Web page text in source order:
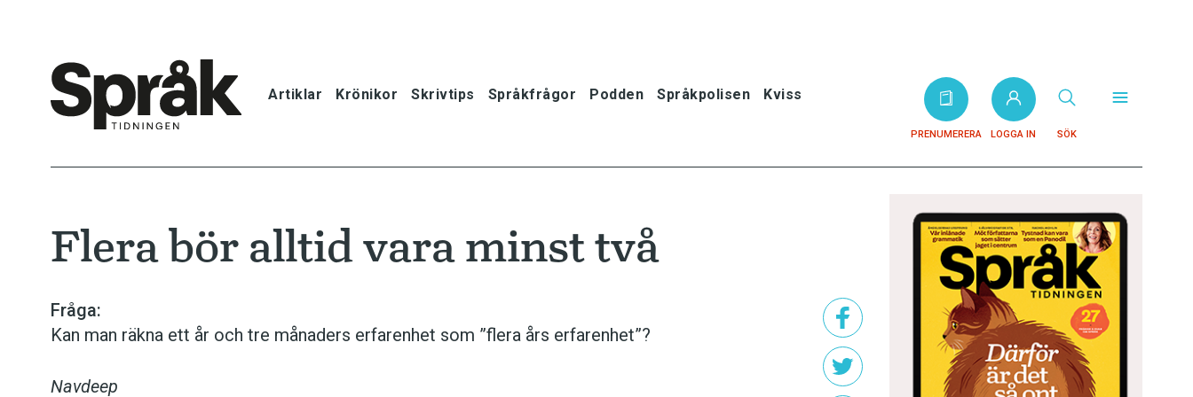
Artiklar Krönikor Skrivtips Språkfrågor Podden Språkpolisen Kviss
PRENUMERERA LOGGA IN SÖK
Krönikor
Skrivtips
Flera bör alltid vara minst två
Fråga:
Kan man räkna ett år och tre månaders erfarenhet som ”flera års erfarenhet”?
Navdeep